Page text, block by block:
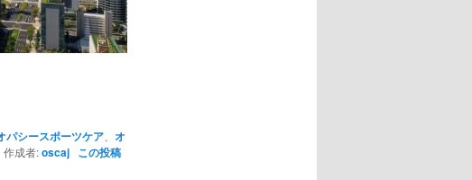
パシースポーツケア、 オ
成者:oscaj この投稿